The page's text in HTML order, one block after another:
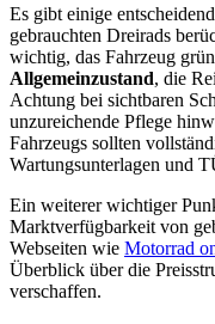
Es gibt einige
gebrauchten Dreirads
wichtig, das Fahrzeug
Allgemeinzustand, die
Achtung bei sichtbaren
unzureichende Pflege
Fahrzeugs sollten
Wartungsunterlagen und
Ein weiterer wichtiger
Marktverfügbarkeit von
Webseiten wie Motorrad
Überblick über die
verschaffen.